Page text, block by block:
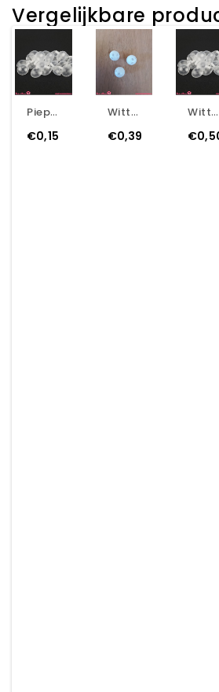
Vergelijkbare
Pieper 27mm – Voor Zelfgemaakte Knuffels, Bijtringen En Rammelaars
€0,15
Witte Kunststof Rammelkraal 24mm – Voor Knuffels, Rammelaars En Bijtringen
€0,39
Witte Kunststof Rammelkraal 40mm – Voor Knuffels, Rammelaars En Bijtringen